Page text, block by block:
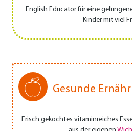
English Educator für eine
Kinder mit viel
Gesunde
Frisch gekochtes vitaminreiches